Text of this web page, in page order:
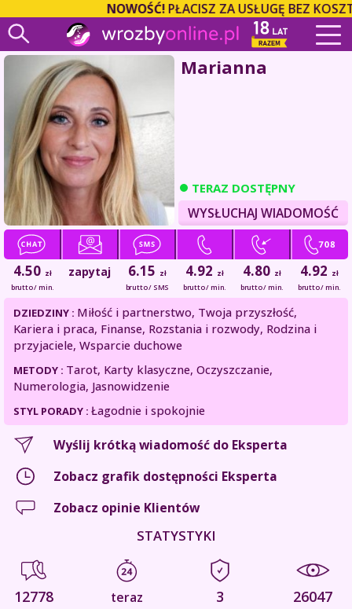
NOWOŚĆ!PŁACISZ ZA USŁUGĘ BEZ
Marianna
TERAZ DOSTĘPNY
WYSŁUCHAJ WIADOMOŚĆ
4.50 zł
brutto / min.
zapytaj 6.15 zł
brutto / SMS
4.92 zł
brutto / min.
4.80 zł
brutto / min.
4.92 zł
brutto / min.
DZIEDZINY : Miłość i partnerstwo, Twoja przyszłość,
Kariera i praca, Finanse, Rozstania i rozwody, Rodzina i
przyjaciele, Wsparcie duchowe
METODY : Tarot, Karty klasyczne, Oczyszczanie,
Numerologia, Jasnowidzenie
STYL PORADY : Łagodnie i spokojnie
Wyślij krótką wiadomość do Eksperta
Zobacz grafik dostępności Eksperta
Zobacz opinie Klientów
STATYSTYKI
12778 teraz 3 26047